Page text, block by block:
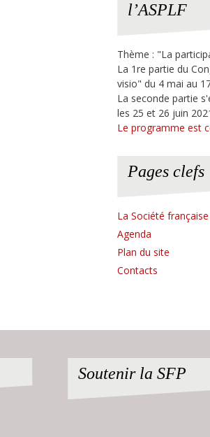
l’ASPLF
Thème : "La
La 1re partie du
visio" du 4 mai au
La seconde partie
les 25 et 26 juin
Le programme est
Pages clefs
La Société
Agenda
Plan du site
Contacts
Soutenir la SFP